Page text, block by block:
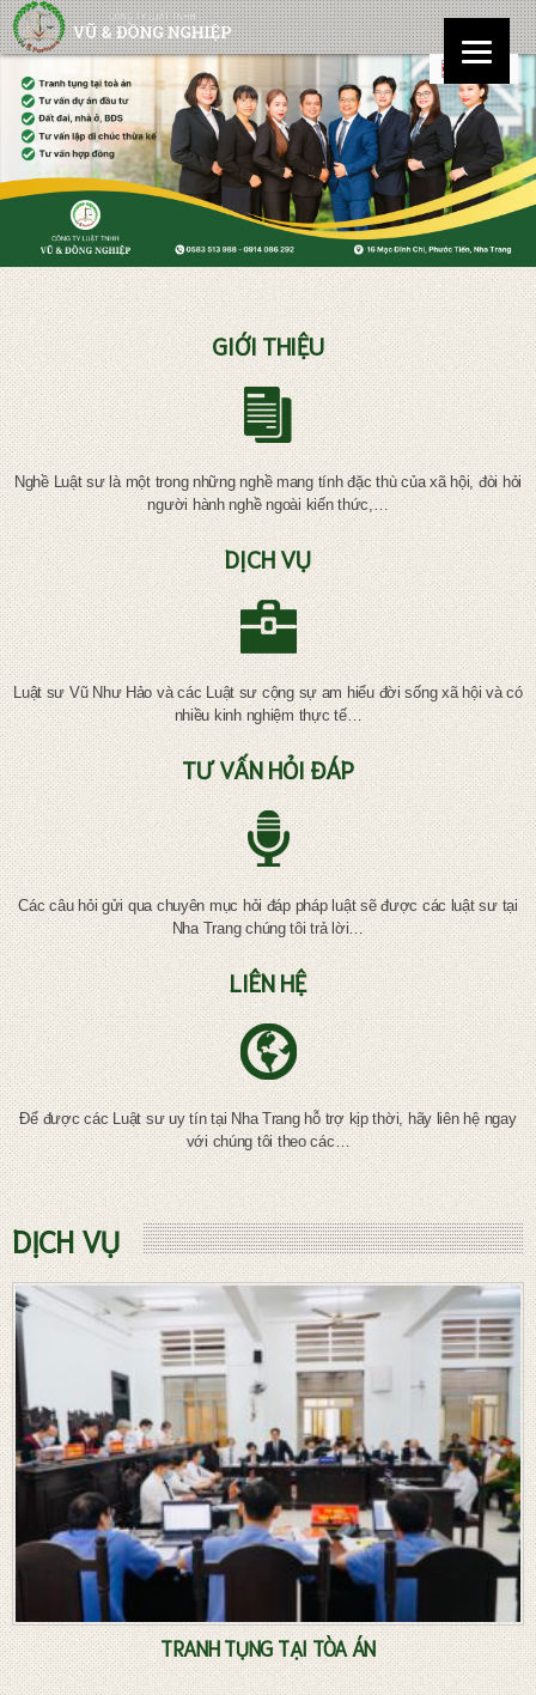
GIỚI THIỆU
Nghề Luật sư là một trong những nghề mang tính đặc thù của xã hội, đòi hỏi
người hành nghề ngoài kiến thức,…
DỊCH VỤ
Luật sư Vũ Như Hảo và các Luật sư cộng sự am hiểu đời sống xã hội và có
nhiều kinh nghiệm thực tế…
TƯ VẤN HỎI ĐÁP
Các câu hỏi gửi qua chuyên mục hỏi đáp pháp luật sẽ được các luật sư tại
Nha Trang chúng tôi trả lời…
LIÊN HỆ
Để được các Luật sư uy tín tại Nha Trang hỗ trợ kịp thời, hãy liên hệ ngay
với chúng tôi theo các…
DỊCH VỤ
TRANH TỤNG TẠI TÒA ÁN